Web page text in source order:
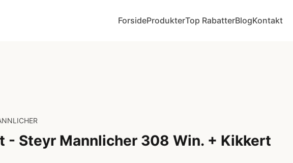
ForsideProdukterTop RabatterBlogKontakt
- Steyr Mannlicher 308 Win. + Kikkert